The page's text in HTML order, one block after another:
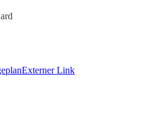
Externer Link